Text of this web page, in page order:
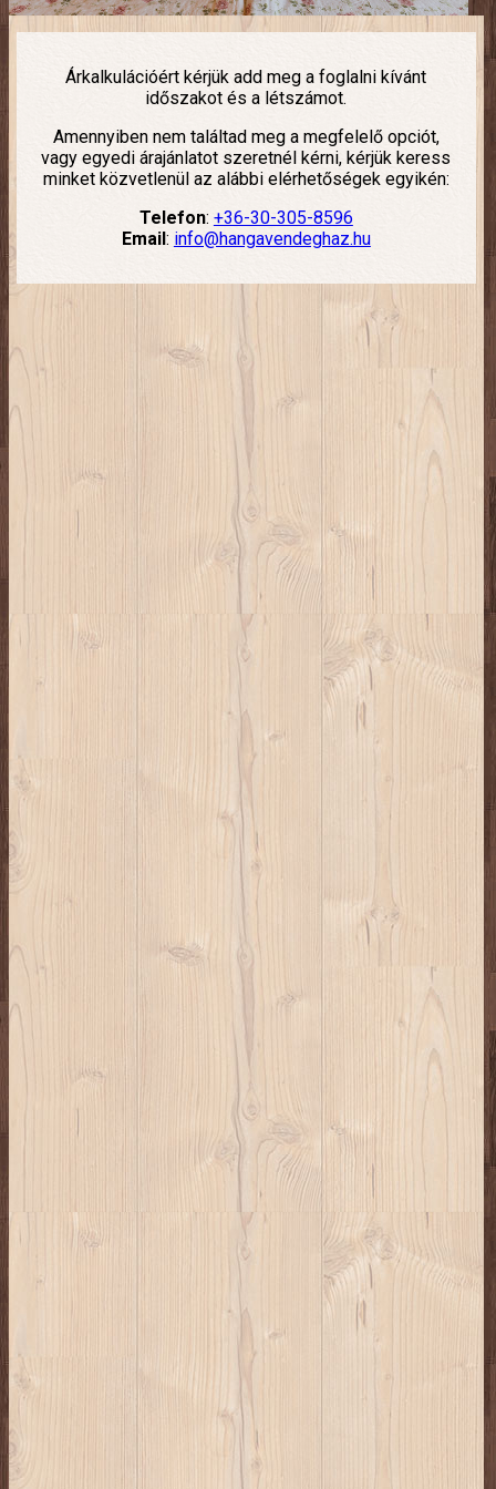
Árkalkulációért kérjük add meg a foglalni kívánt
időszakot és a létszámot.
Amennyiben nem találtad meg a megfelelő opciót,
vagy egyedi árajánlatot szeretnél kérni, kérjük keress
minket közvetlenül az alábbi elérhetőségek egyikén:
Telefon: +36-30-305-8596
Email: info@hangavendeghaz.hu